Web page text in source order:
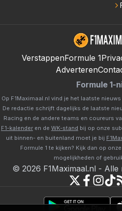
VerstappenFormule 1
Adverteren
Formule 1-
Op F1Maximaal.nl vind je het laatste
De redactie schrijft dagelijks de laatste
Racing en de andere teams en coureurs
F1-kalender en de WK-stand bij op onze
uit binnen- en buitenland moet je bij
Formule 1 te kijken? Kijk dan op onze
mogelijkheden of
© 2026 F1Maximaal.nl - Alle